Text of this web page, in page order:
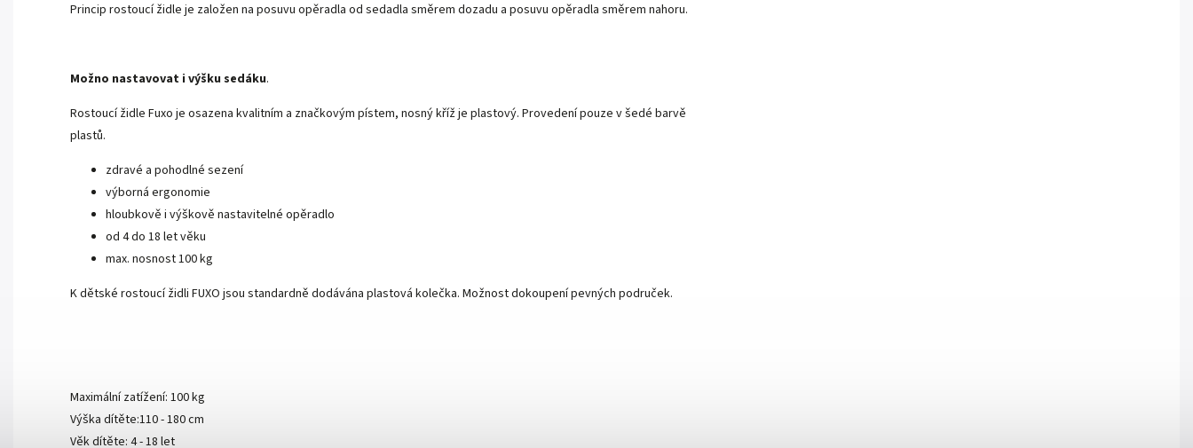
Princip rostoucí židle je založen na posuvu opěradla od sedadla směrem dozadu a posuvu opěradla směrem nahoru.
Možno nastavovat i výšku sedáku.
Rostoucí židle Fuxo je osazena kvalitním a značkovým pístem, nosný kříž je plastový. Provedení pouze v šedé barvě
plastů.
zdravé a pohodlné sezení
výborná ergonomie
hloubkově i výškově nastavitelné opěradlo
od 4 do 18 let věku
max. nosnost 100 kg
K dětské rostoucí židli FUXO jsou standardně dodávána plastová kolečka. Možnost dokoupení pevných područek.
Maximální zatížení: 100 kg
Výška dítěte:110 - 180 cm
Věk dítěte: 4 - 18 let